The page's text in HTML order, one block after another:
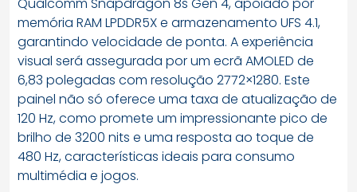
memória RAM LPDDR5X e armazenamento UFS 4.1,
garantindo velocidade de ponta. A experiência
visual será assegurada por um ecrã AMOLED de
6,83 polegadas com resolução 2772×1280. Este
painel não só oferece uma taxa de atualização de
120 Hz, como promete um impressionante pico de
brilho de 3200 nits e uma resposta ao toque de
480 Hz, características ideais para consumo
multimédia e jogos.